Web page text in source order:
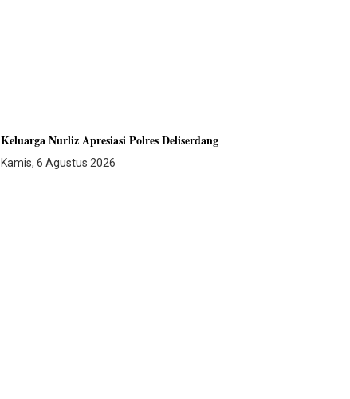
Keluarga Nurliz Apresiasi Polres Deliserdang
Kamis, 6 Agustus 2026